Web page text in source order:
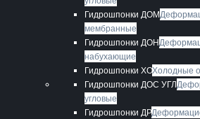
Гидрошпонки ДОМ
мембранные
Гидрошпонки ДОН
набухающие
Гидрошпонки ХОХолодные
Гидрошпонки ДОС УГЛ
угловые
Гидрошпонки ДР